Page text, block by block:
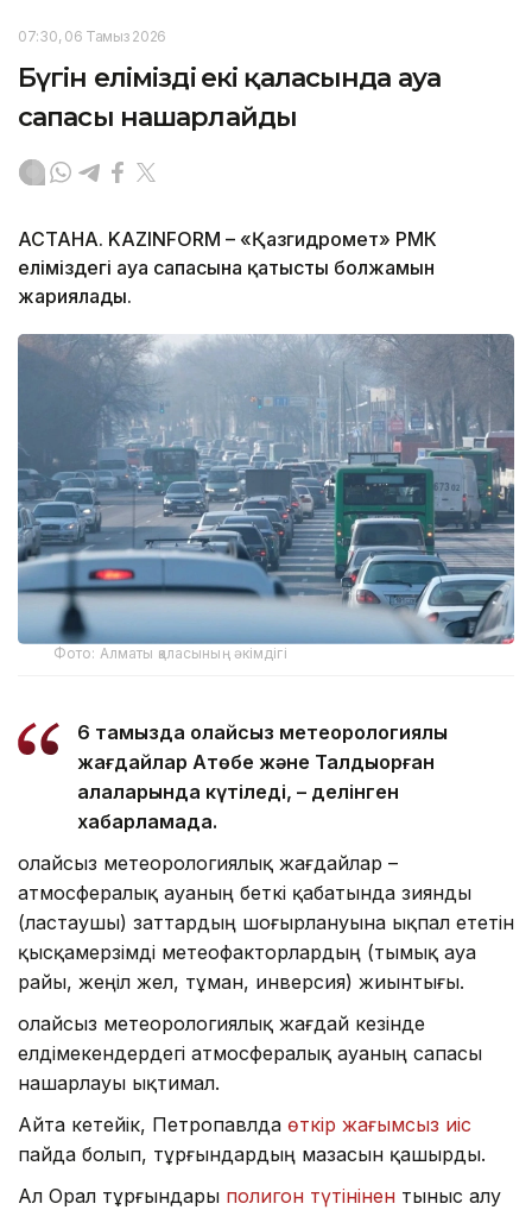
07:30, 06 Тамыз 2026
Бүгін еліміздің екі қаласында ауа
сапасы нашарлайды
АСТАНА. KAZINFORM – «Қазгидромет» РМК
еліміздегі ауа сапасына қатысты болжамын
жариялады.
Фото: Алматы қаласының әкімдігі
6 тамызда қолайсыз метеорологиялық
жағдайлар Ақтөбе және Талдықорған
қалаларында күтіледі, – делінген
хабарламада.
Қолайсыз метеорологиялық жағдайлар –
атмосфералық ауаның беткі қабатында зиянды
(ластаушы) заттардың шоғырлануына ықпал ететін
қысқамерзімді метеофакторлардың (тымық ауа
райы, жеңіл жел, тұман, инверсия) жиынтығы.
Қолайсыз метеорологиялық жағдай кезінде
елдімекендердегі атмосфералық ауаның сапасы
нашарлауы ықтимал.
Айта кетейік, Петропавлда өткір жағымсыз иіс
пайда болып, тұрғындардың мазасын қашырды.
Ал Орал тұрғындары полигон түтінінен тыныс алу